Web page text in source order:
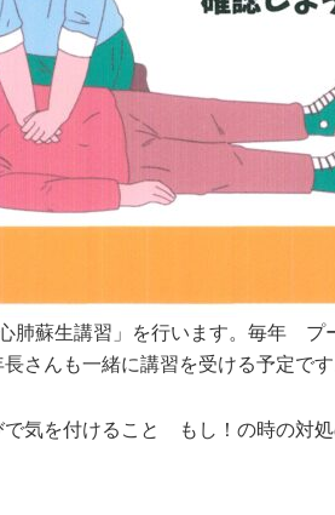
肺蘇生講習」を行います。毎年 プ
んも一緒に講習を受ける予定です
気を付けること もし！の時の対処